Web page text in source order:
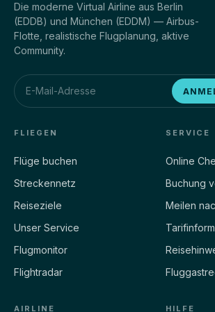
Die moderne Virtual Airline aus Berlin
(EDDB) und München (EDDM) — Airbus-
Flotte, realistische Flugplanung, aktive
Community.
FLIEGEN
Flüge buchen
Streckennetz
Reiseziele
Unser Service
Flugmonitor
Flightradar
SERVICE
Online
Buchung
Meilen
AIRLINE HILFE